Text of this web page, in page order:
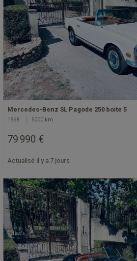
Mercedes-Benz SL Pagode 250 boite 5
1968 5000 km
79 990 €
Actualisé il y a 7 jours